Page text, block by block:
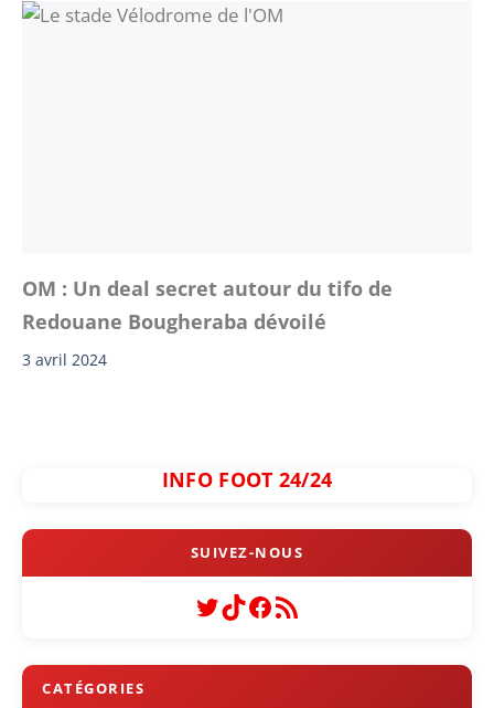
OM : Un deal secret autour du tifo de
Redouane Bougheraba dévoilé
3 avril 2024
INFO FOOT 24/24
Twitter
TikTok
Facebook
Flux RSS